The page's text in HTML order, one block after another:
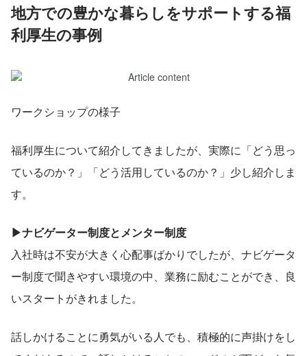
地方での豊かな暮らしをサポートする福
利厚生の事例
ワークショップの様子
福利厚生について紹介してきましたが、実際に「どう思っ
ているのか？」「どう活用しているのか？」少し紹介しま
す。
▶ナビゲーター制度とメンター制度
入社時は不安が大きく心配事ばかりでしたが、ナビゲータ
ー制度で聞きやすい環境の中、業務に励むことができ、良
いスタートがきれました。
話しかけることに勇気がいる人でも、積極的に声掛けをし